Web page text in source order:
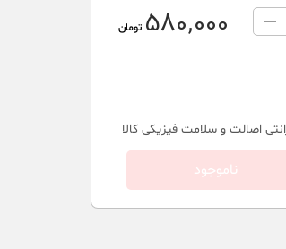
580٬000 تومان
اصالت و سلامت فیزیکی کالا
ناموجود